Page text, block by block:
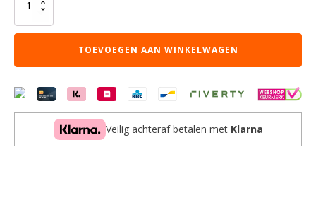
Eetkamerstoel
Luuk
-
-
-
TOEVOEGEN AAN WINKELWAGEN
Veilig achteraf betalen met Klarna